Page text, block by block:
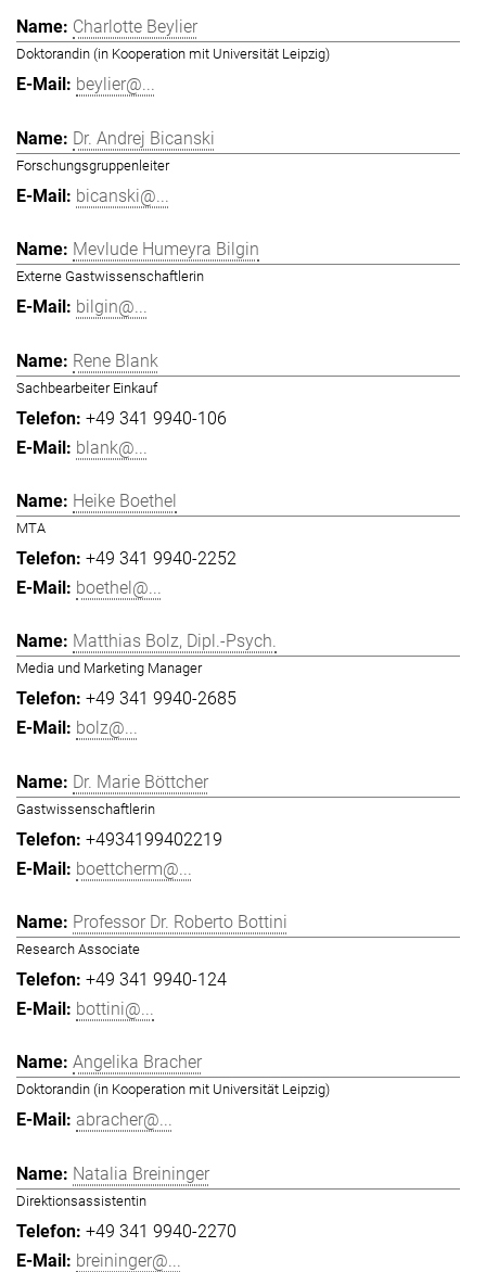
Charlotte Beylier
Doktorandin (in Kooperation mit Universität Leipzig)
beylier@...
Dr. Andrej Bicanski
Forschungsgruppenleiter
bicanski@...
Mevlude Humeyra Bilgin
Externe Gastwissenschaftlerin
bilgin@...
Rene Blank
Sachbearbeiter Einkauf
+49 341 9940-106
blank@...
Heike Boethel
MTA
+49 341 9940-2252
boethel@...
Matthias Bolz, Dipl.-Psych.
Media und Marketing Manager
+49 341 9940-2685
bolz@...
Dr. Marie Böttcher
Gastwissenschaftlerin
+4934199402219
boettcherm@...
Professor Dr. Roberto Bottini
Research Associate
+49 341 9940-124
bottini@...
Angelika Bracher
Doktorandin (in Kooperation mit Universität Leipzig)
abracher@...
Natalia Breininger
Direktionsassistentin
+49 341 9940-2270
breininger@...